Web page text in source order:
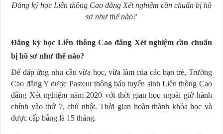
Đăng ký học Liên thông Cao đẳng Xét nghiệm cần chuẩn bị hồ
sơ như thế nào?
Đăng ký học Liên thông Cao đẳng Xét nghiệm cần chuẩn
bị hồ sơ như thế nào?
Để đáp ứng nhu cầu vừa học, vừa làm của các bạn trẻ, Trường
Cao đẳng Y dược Pasteur thông báo tuyển sinh Liên thông Cao
đẳng Xét nghiệm năm 2020 với thời gian học ngoài giờ hành
chính vào thứ 7, chủ nhật. Thời gian hoàn thành khóa học và
được cấp bằng là 15 tháng.